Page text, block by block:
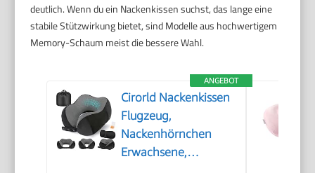
deutlich. Wenn du ein Nackenkissen suchst, das lange eine
stabile Stützwirkung bietet, sind Modelle aus hochwertigem
Memory-Schaum meist die bessere Wahl.
ANGEBOT
Cirorld Nackenkissen
Flugzeug,
Nackenhörnchen
Erwachsene,